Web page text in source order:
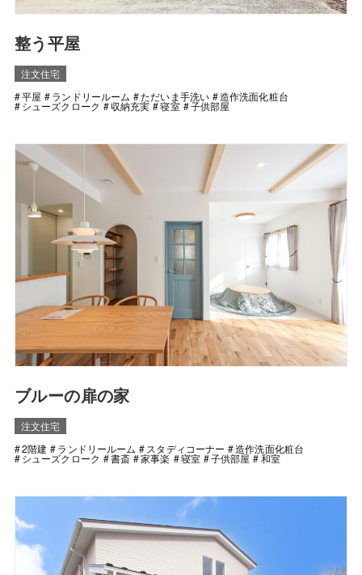
整う平屋
注文住宅
平屋
ランドリールーム ただいま手洗い 造作洗面化粧台
シューズクローク 収納充実 寝室 子供部屋
ブルーの扉の家
注文住宅
2階建
ランドリールーム スタディコーナー 造作洗面化粧台
シューズクローク 書斎 家事楽 寝室 子供部屋 和室